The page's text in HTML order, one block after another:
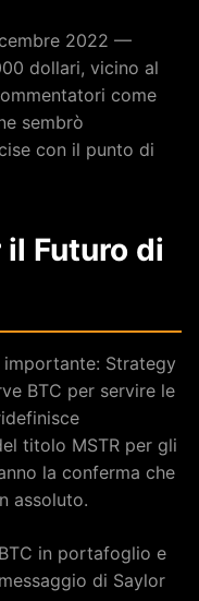
2022 —
dollari, vicino al
come
sembrò
con il punto di
Futuro di
importante: Strategy
BTC per servire le
titolo MSTR per gli
la conferma che
assoluto.
in portafoglio e
di Saylor